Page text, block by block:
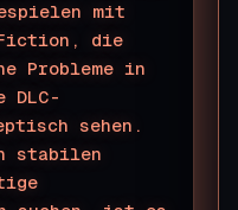
mit
Fiction, die
Probleme in
DLC-
sehen.
stabilen